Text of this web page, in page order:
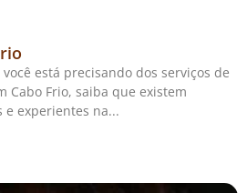
está precisando dos serviços de
Cabo Frio, saiba que existem
e experientes na